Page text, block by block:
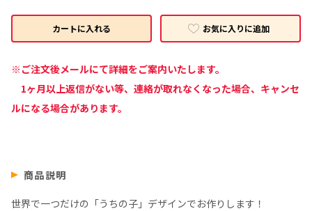
カートに入れる お気に入りに追加
※ご注文後メールにて詳細をご案内いたします。
1ヶ月以上返信がない等、連絡が取れなくなった場合、キャンセ
ルになる場合があります。
商品説明
世界で一つだけの「うちの子」デザインでお作りします！